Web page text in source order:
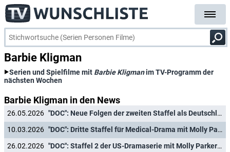
Barbie Kligman
Serien und Spielfilme mit Barbie Kligmanim TV-Programm der
nächsten Wochen
Barbie Kligman in den News
26.05.2026
"DOC": Neue Folgen der zweiten Staffel als Deutschlandpremiere
10.03.2026
"DOC": Dritte Staffel für Medical-Drama mit Molly Parker bestellt
26.02.2026
"DOC": Staffel 2 der US-Dramaserie mit Molly Parker feiert Deutschlandpremiere